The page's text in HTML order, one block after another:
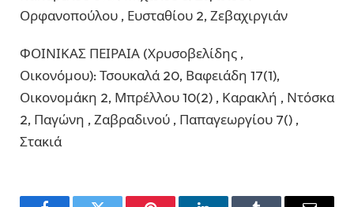
Ορφανοπούλου , Ευσταθίου 2, Ζεβαχιργιάν
ΦΟΙΝΙΚΑΣ ΠΕΙΡΑΙΑ (Χρυσοβελίδης ,
Οικονόμου): Τσουκαλά 20, Βαφειάδη 17(1),
Οικονομάκη 2, Μπρέλλου 10(2) , Καρακλή , Ντόσκα
2, Παγώνη , Ζαβραδινού , Παπαγεωργίου 7() ,
Στακιά